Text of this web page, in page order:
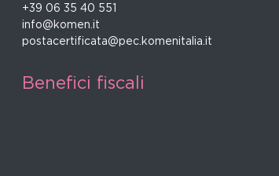
+39 06 35 40 551
info@komen.it
postacertificata@pec.komenitalia.it
Benefici fiscali